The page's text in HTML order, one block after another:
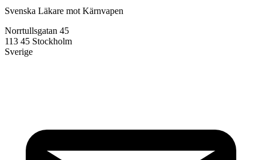
Svenska Läkare mot Kärnvapen
Norrtullsgatan 45
113 45 Stockholm
Sverige